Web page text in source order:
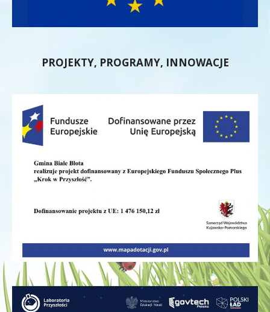
PROJEKTY, PROGRAMY, INNOWACJE